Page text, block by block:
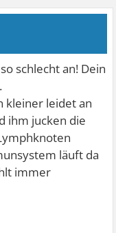
schlecht an! Dein
kleiner leidet an
ihm jucken die
läuft da
immer